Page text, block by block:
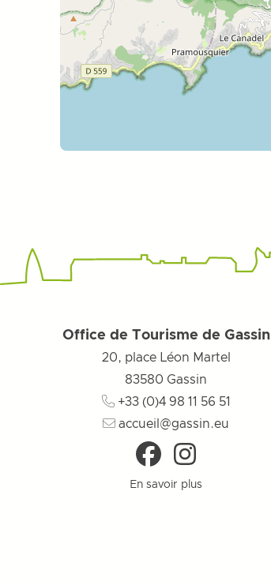
Office de Tourisme de Gassin
20, place Léon Martel
83580 Gassin
+33 (0)4 98 11 56 51
accueil@gassin.eu
En savoir plus